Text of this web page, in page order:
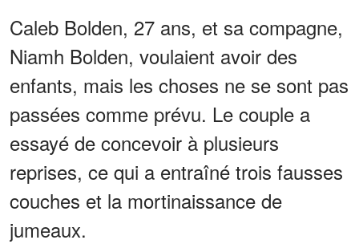
Caleb Bolden, 27 ans, et sa compagne,
Niamh Bolden, voulaient avoir des
enfants, mais les choses ne se sont pas
passées comme prévu. Le couple a
essayé de concevoir à plusieurs
reprises, ce qui a entraîné trois fausses
couches et la mortinaissance de
jumeaux.